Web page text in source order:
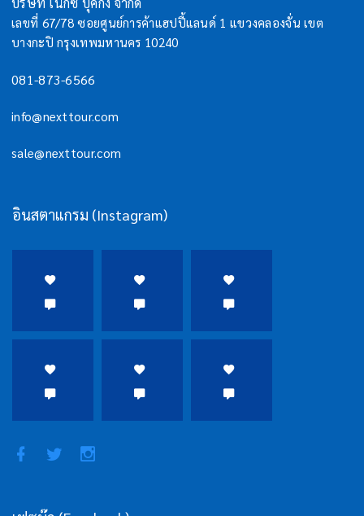
เลขที่ 67/78 ซอยศูนย์การค้าแฮปปี้แลนด์ 1 แขวงคลองจั่น เขต
บางกะปิ กรุงเทพมหานคร 10240
081-873-6566
info@nexttour.com
sale@nexttour.com
อินสตาแกรม (Instagram)